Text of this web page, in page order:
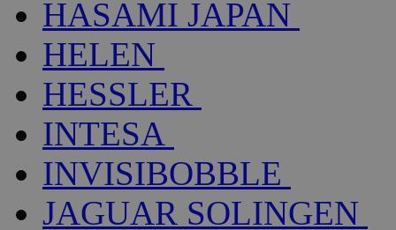
HASAMI JAPAN
HELEN
HESSLER
INTESA
INVISIBOBBLE
JAGUAR SOLINGEN